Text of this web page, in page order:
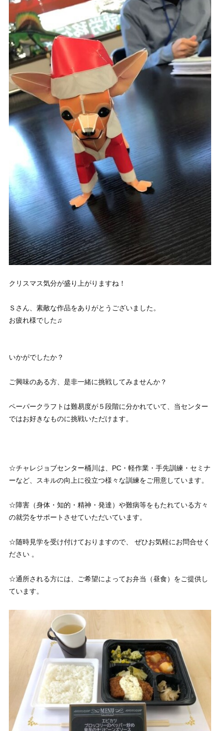
クリスマス気分が盛り上がりますね！
Ｓさん、素敵な作品をありがとうございました。
お疲れ様でした♫
いかがでしたか？
ご興味のある方、是非一緒に挑戦してみませんか？
ペーパークラフトは難易度が５段階に分かれていて、当センター
ではお好きなものに挑戦いただけます。
☆チャレジョブセンター桶川は、PC・軽作業・手先訓練・セミナ
ーなど、スキルの向上に役立つ様々な訓練をご用意しています。
☆障害（身体・知的・精神・発達）や難病等をもたれている方々
の就労をサポートさせていただいています。
☆随時見学を受け付けておりますので、 ぜひお気軽にお問合せく
ださい 。
☆通所される方には、ご希望によってお弁当（昼食）をご提供し
ています。